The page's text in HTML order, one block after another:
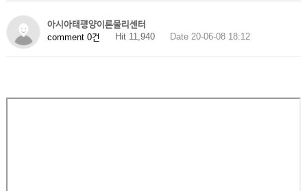
아시아태평양이론물리센터
comment 0건
Hit 11,940 Date 20-06-08 18:12